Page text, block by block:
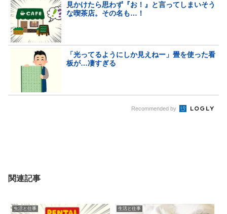
見かけたら思わず『お！』と言ってしまいそう
な喫茶店。その名も…！
「光ってるようにしか見えねー」畳を使った看
板が…凄すぎる
Recommended by
関連記事
生活と仕事 生活と仕事